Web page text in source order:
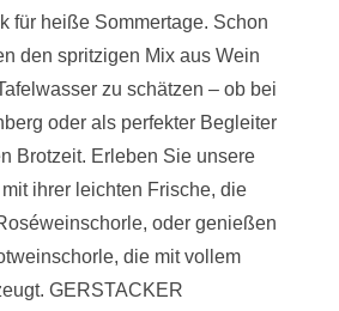
für heiße Sommertage. Schon
den spritzigen Mix aus Wein
zu schätzen – ob bei
oder als perfekter Begleiter
Brotzeit. Erleben Sie unsere
ihrer leichten Frische, die
oder genießen
die mit vollem
GERSTACKER